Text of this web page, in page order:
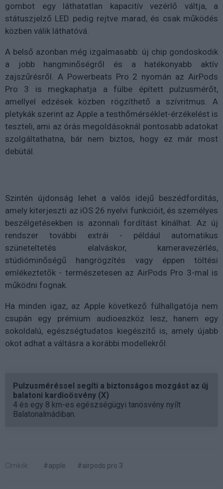
gombot egy láthatatlan kapacitív vezérlő váltja, a
státuszjelző LED pedig rejtve marad, és csak működés
közben válik láthatóvá.
A belső azonban még izgalmasabb: új chip gondoskodik
a jobb hangminőségről és a hatékonyabb aktív
zajszűrésről. A Powerbeats Pro 2 nyomán az AirPods
Pro 3 is megkaphatja a fülbe épített pulzusmérőt,
amellyel edzések közben rögzíthető a szívritmus. A
pletykák szerint az Apple a testhőmérséklet-érzékelést is
teszteli, ami az órás megoldásoknál pontosabb adatokat
szolgáltathatna, bár nem biztos, hogy ez már most
debütál.
Szintén újdonság lehet a valós idejű beszédfordítás,
amely kiterjeszti az iOS 26 nyelvi funkcióit, és személyes
beszélgetésekben is azonnali fordítást kínálhat. Az új
rendszer további extrái - például automatikus
szüneteltetés elalváskor, kameravezérlés,
stúdióminőségű hangrögzítés vagy éppen töltési
emlékeztetők - természetesen az AirPods Pro 3-mal is
működni fognak.
Ha minden igaz, az Apple következő fülhallgatója nem
csupán egy prémium audioeszköz lesz, hanem egy
sokoldalú, egészségtudatos kiegészítő is, amely újabb
okot adhat a váltásra a korábbi modellekről.
Pulzusméréssel segíti a biztonságos mozgást az új
balatoni kardioösvény (X)
4 és egy 8 km-es egészségügyi tanösvény nyílt
Balatonalmádiban.
Címkék: #apple #airpods pro 3